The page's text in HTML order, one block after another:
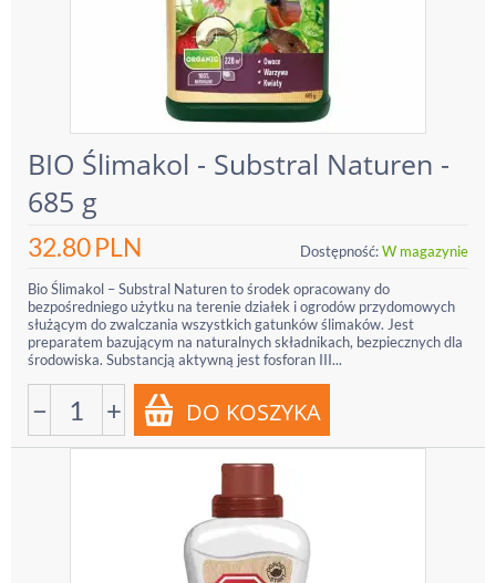
BIO Ślimakol - Substral Naturen -
685 g
32.80PLN Dostępność:W magazynie
Bio Ślimakol – Substral Naturen to środek opracowany do
bezpośredniego użytku na terenie działek i ogrodów przydomowych
służącym do zwalczania wszystkich gatunków ślimaków. Jest
preparatem bazującym na naturalnych składnikach, bezpiecznych dla
środowiska. Substancją aktywną jest fosforan III...
− +